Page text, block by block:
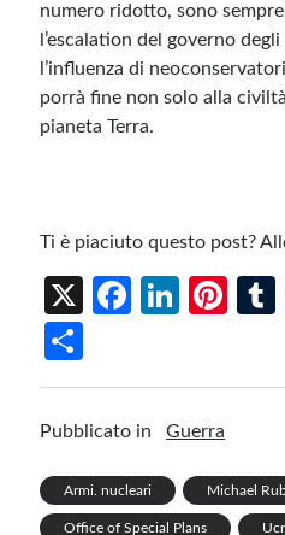
numero ridotto, sono
l’escalation del governo
l’influenza di
porrà fine non solo alla
pianeta Terra.
Ti è piaciuto questo post?
X
Fa
o
k
Li
n
Pi
h
ar
Pubblicato in Guerra
Armi. nucleari Michael
Office of Special Plans